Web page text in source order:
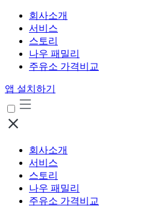
회사소개
서비스
스토리
나우 패밀리
주유소 가격비교
앱 설치하기
회사소개
서비스
스토리
나우 패밀리
주유소 가격비교